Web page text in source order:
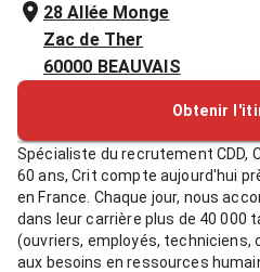
28 Allée Monge
Zac de Ther
60000 BEAUVAIS
Obtenir
Spécialiste du recrutement CDD,
60 ans, Crit compte aujourd'hui
en France. Chaque jour, nous
dans leur carrière plus de 40
(ouvriers, employés, techniciens,
aux besoins en ressources